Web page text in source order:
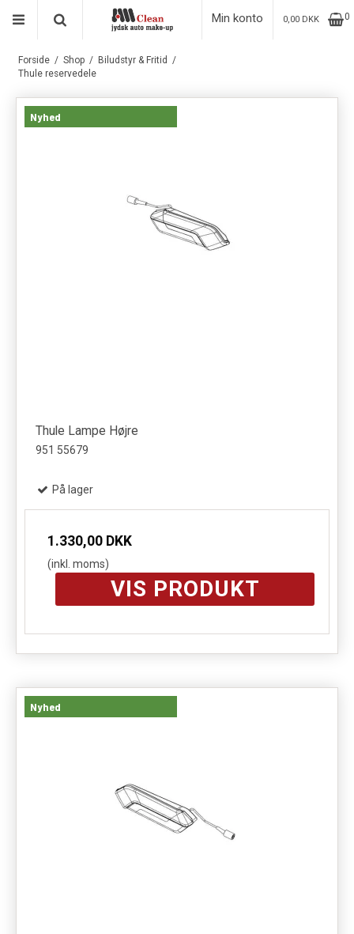
Min konto 0,00 DKK 0
Forside / Shop / Biludstyr & Fritid /
Thule reservedele
Nyhed
Thule Lampe Højre
951 55679
På lager
1.330,00 DKK
(inkl. moms)
VIS PRODUKT
Nyhed